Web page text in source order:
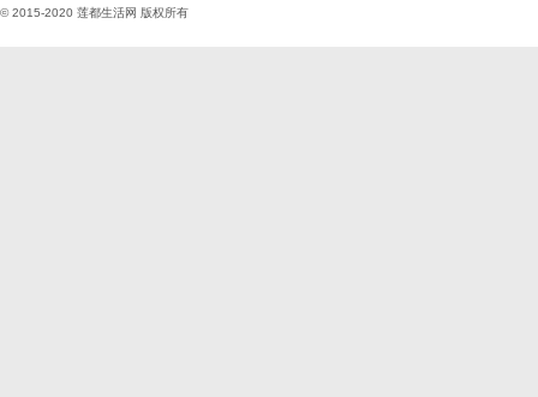
© 2015-2020 莲都生活网 版权所有